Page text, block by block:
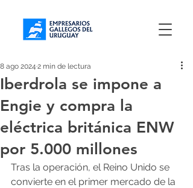
Iberdrola se impone a
Engie y compra la
eléctrica británica ENW
por 5.000 millones
8 ago 2024 2 min de lectura
Tras la operación, el Reino Unido se
convierte en el primer mercado de la